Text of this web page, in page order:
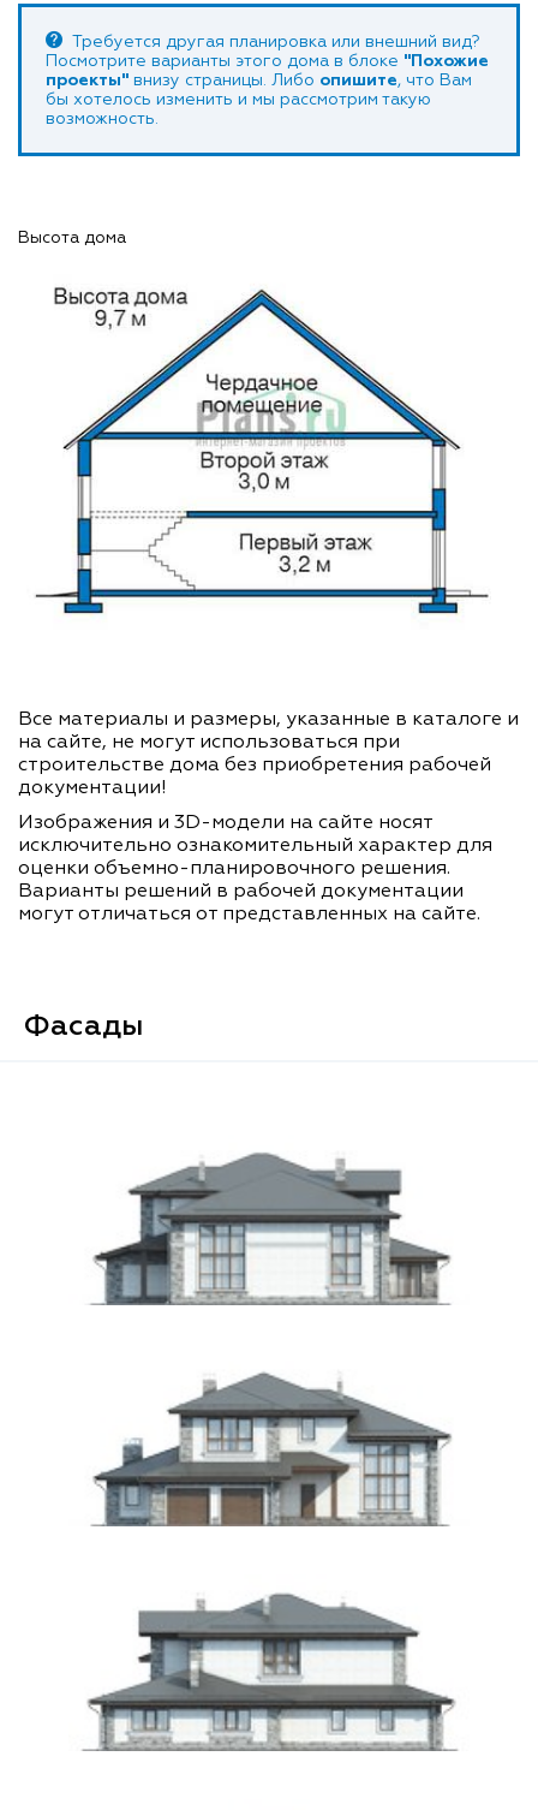
Требуется другая планировка или внешний вид?
Посмотрите варианты этого дома в блоке "Похожие
проекты" внизу страницы. Либо опишите, что Вам
бы хотелось изменить и мы рассмотрим такую
возможность.
Высота дома
Все материалы и размеры, указанные в каталоге и
на сайте, не могут использоваться при
строительстве дома без приобретения рабочей
документации!
Изображения и 3D-модели на сайте носят
исключительно ознакомительный характер для
оценки объемно-планировочного решения.
Варианты решений в рабочей документации
могут отличаться от представленных на сайте.
Фасады